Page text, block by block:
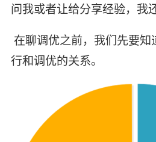
问我或者让给分享经验，我
在聊调优之前，我们先要
行和调优的关系。